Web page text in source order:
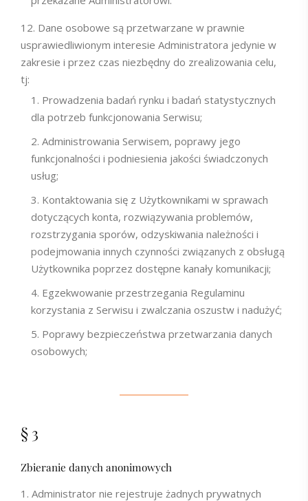
Dane osobowe są przetwarzane w prawnie
usprawiedliwionym interesie Administratora jedynie w
zakresie i przez czas niezbędny do zrealizowania celu,
tj:
Prowadzenia badań rynku i badań statystycznych
dla potrzeb funkcjonowania Serwisu;
Administrowania Serwisem, poprawy jego
funkcjonalności i podniesienia jakości świadczonych
usług;
Kontaktowania się z Użytkownikami w sprawach
dotyczących konta, rozwiązywania problemów,
rozstrzygania sporów, odzyskiwania należności i
podejmowania innych czynności związanych z obsługą
Użytkownika poprzez dostępne kanały komunikacji;
Egzekwowanie przestrzegania Regulaminu
korzystania z Serwisu i zwalczania oszustw i nadużyć;
Poprawy bezpieczeństwa przetwarzania danych
osobowych;
§ 3
Zbieranie danych anonimowych
Administrator nie rejestruje żadnych prywatnych